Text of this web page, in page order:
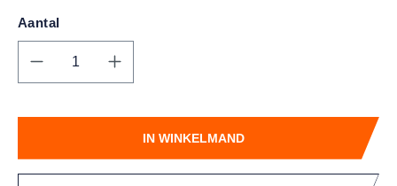
Aantal
Producthoeveelheid: Voer de gewenste
IN WINKELMAND